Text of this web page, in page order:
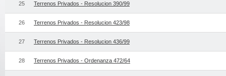
25 Terrenos Privados - Resolucion 390/99
26 Terrenos Privados - Resolucion 423/98
27 Terrenos Privados - Resolucion 436/99
28 Terrenos Privados - Ordenanza 472/64